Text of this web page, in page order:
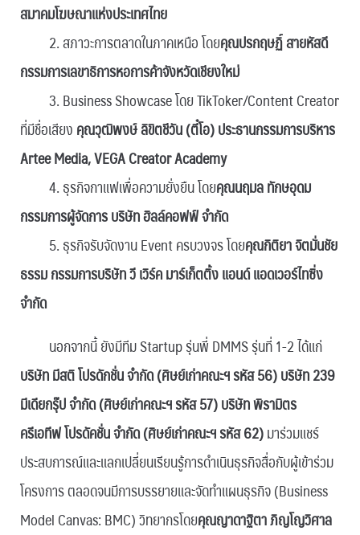
สมาคมโฆษณาแห่งประเทศไทย
2. สภาวะการตลาดในภาคเหนือ โดยคุณปรกฤษฏิ์ สายหัสดี
กรรมการเลขาธิการหอการค้าจังหวัดเชียงใหม่
3. Business Showcase โดย TikToker/Content Creator
ที่มีชื่อเสียงคุณวุฒิพงษ์ ลิขิตชีวัน (ตี๋โอ) ประธานกรรมการบริหาร
Artee Media, VEGA Creator Academy
4. ธุรกิจกาแฟเพื่อความยั่งยืน โดยคุณนฤมล ทักษอุดม
กรรมการผู้จัดการ บริษัท ฮิลล์คอฟฟ์ จำกัด
5. ธุรกิจรับจัดงาน Event ครบวงจร โดยคุณกิติยา จิตมั่นชัย
ธรรม กรรมการบริษัท วี เวิร์ค มาร์เก็ตติ้ง แอนด์ แอดเวอร์ไทซิ่ง
จำกัด
นอกจากนี้ ยังมีทีม Startup รุ่นพี่ DMMS รุ่นที่ 1-2 ได้แก่
บริษัท มีสติ โปรดักชั่น จำกัด (ศิษย์เก่าคณะฯ รหัส 56) บริษัท 239
มีเดียกรุ๊ป จำกัด (ศิษย์เก่าคณะฯ รหัส 57) บริษัท พิรามิตร
ครีเอทีฟ โปรดัคชั่น จำกัด (ศิษย์เก่าคณะฯ รหัส 62)มาร่วมแชร์
ประสบการณ์และแลกเปลี่ยนเรียนรู้การดำเนินธุรกิจสื่อกับผู้เข้าร่วม
โครงการ ตลอดจนมีการบรรยายและจัดทำแผนธุรกิจ (Business
Model Canvas: BMC) วิทยากรโดยคุณญาดาฐิตา ภิญโญวิศาล